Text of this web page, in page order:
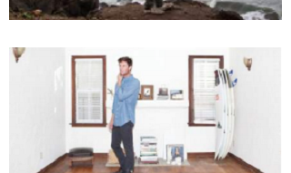
上條将美
唐澤予報士
SancheZ
ゴン
米山予報士